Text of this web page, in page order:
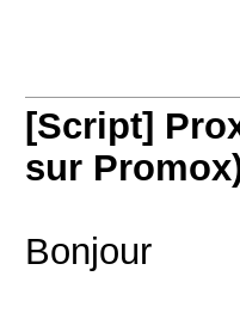
[Script]
sur
Bonjour